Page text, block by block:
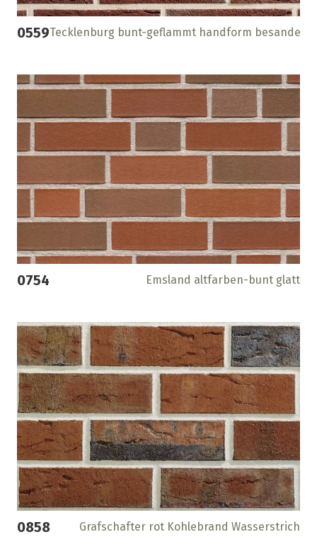
0559Tecklenburg bunt-geflammt handform besandet
0754 Emsland altfarben-bunt glatt
0858 Grafschafter rot Kohlebrand Wasserstrich